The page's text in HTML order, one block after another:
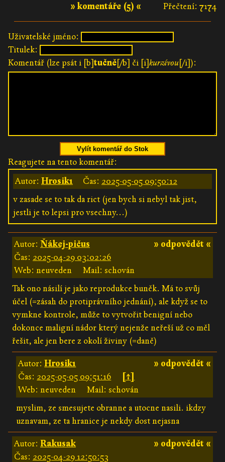
Přečtení: 7174
» komentáře (5) «
Uživatelské jméno:
Titulek:
Komentář (lze psát i [b]tučně[/b] či [i]kurzívou[/i]):
Vylít komentář do Stok
Reagujete na tento komentář:
Autor: Hrosik1 Čas: 2025-05-05 09:50:12
v zasade se to tak da rict (jen bych si nebyl tak jist,
jestli je to lepsi pro vsechny...)
» odpovědět «
Autor: Ňákej-pičus
Čas: 2025-04-29 03:02:26
Web: neuveden
Mail: schován
Tak ono násilí je jako reprodukce buněk. Má to svůj
účel (=zásah do protiprávního jednání), ale když se to
vymkne kontrole, může to vytvořit benigní nebo
dokonce maligní nádor který nejenže neřeší už co měl
řešit, ale jen bere z okolí živiny (=daně)
» odpovědět «
Autor:Hrosik1
Čas: 2025-05-05 09:51:16
[↑]
Web: neuveden
Mail: schován
myslim, ze smesujete obranne a utocne nasili. ikdzy
uznavam, ze ta hranice je nekdy dost nejasna
» odpovědět «
Autor: Rakusak
Čas: 2025-04-29 12:50:53